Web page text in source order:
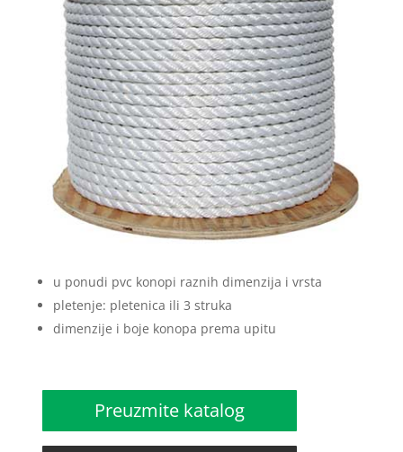
u ponudi pvc konopi raznih dimenzija i vrsta
pletenje: pletenica ili 3 struka
dimenzije i boje konopa prema upitu
Preuzmite katalog